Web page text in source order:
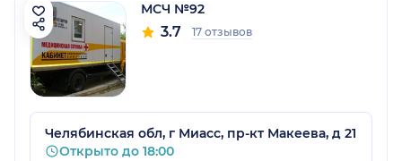
МСЧ №92
3.7 17 отзывов
Челябинская обл, г Миасс, пр-кт Макеева, д 21
Открыто до 18:00